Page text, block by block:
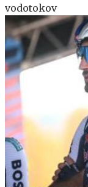
vodotokov